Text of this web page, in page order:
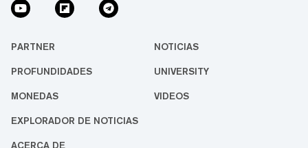
PARTNER NOTICIAS
PROFUNDIDADES UNIVERSITY
MONEDAS VIDEOS
EXPLORADOR DE NOTICIAS
ACERCA DE